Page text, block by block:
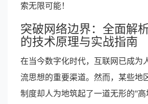
索无限可能！
突破网络边界：全面解
的技术原理与实战指南
在当今数字化时代，互联网已成为
流思想的重要渠道。然而，某些地
制度却人为地筑起了一道无形的"